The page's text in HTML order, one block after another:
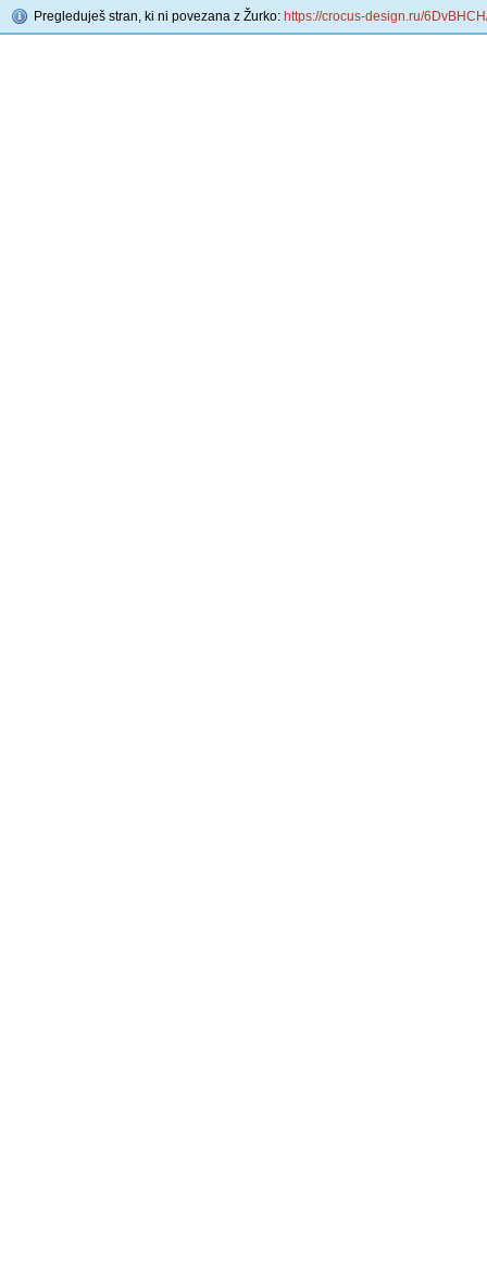
Pregleduješ stran, ki ni povezana z Žurko: https://crocus-design.ru/